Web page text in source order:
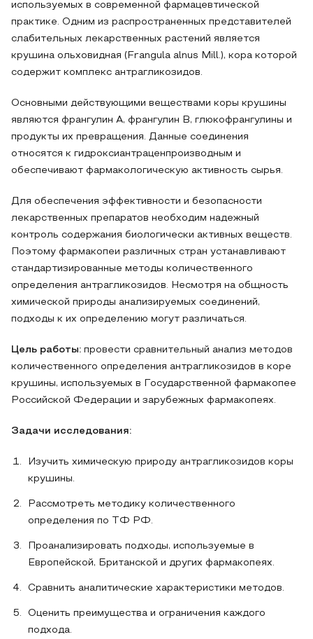
используемых в современной фармацевтической
практике. Одним из распространенных представителей
слабительных лекарственных растений является
крушина ольховидная (Frangula alnus Mill.), кора которой
содержит комплекс антрагликозидов.
Основными действующими веществами коры крушины
являются франгулин А, франгулин В, глюкофрангулины и
продукты их превращения. Данные соединения
относятся к гидроксиантраценпроизводным и
обеспечивают фармакологическую активность сырья.
Для обеспечения эффективности и безопасности
лекарственных препаратов необходим надежный
контроль содержания биологически активных веществ.
Поэтому фармакопеи различных стран устанавливают
стандартизированные методы количественного
определения антрагликозидов. Несмотря на общность
химической природы анализируемых соединений,
подходы к их определению могут различаться.
Цель работы: провести сравнительный анализ методов
количественного определения антрагликозидов в коре
крушины, используемых в Государственной фармакопее
Российской Федерации и зарубежных фармакопеях.
Задачи исследования:
Изучить химическую природу антрагликозидов коры
крушины.
Рассмотреть методику количественного
определения по ТФ РФ.
Проанализировать подходы, используемые в
Европейской, Британской и других фармакопеях.
Сравнить аналитические характеристики методов.
Оценить преимущества и ограничения каждого
подхода.